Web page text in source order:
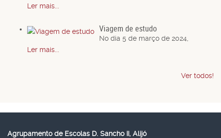
Ler mais...
Viagem de estudo
No dia 5 de março de 2024,
Ler mais...
Ver todos!
Agrupamento de Escolas D. Sancho II, Alijó